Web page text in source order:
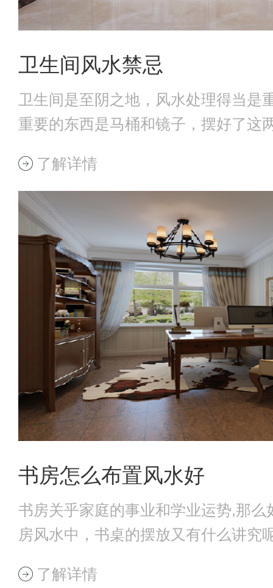
卫生间风水禁忌
卫生间是至阴之地，风水处理得当是
重要的东西是马桶和镜子，摆好了这
了解详情
书房怎么布置风水好
书房关乎家庭的事业和学业运势,那
房风水中，书桌的摆放又有什么讲究
了解详情